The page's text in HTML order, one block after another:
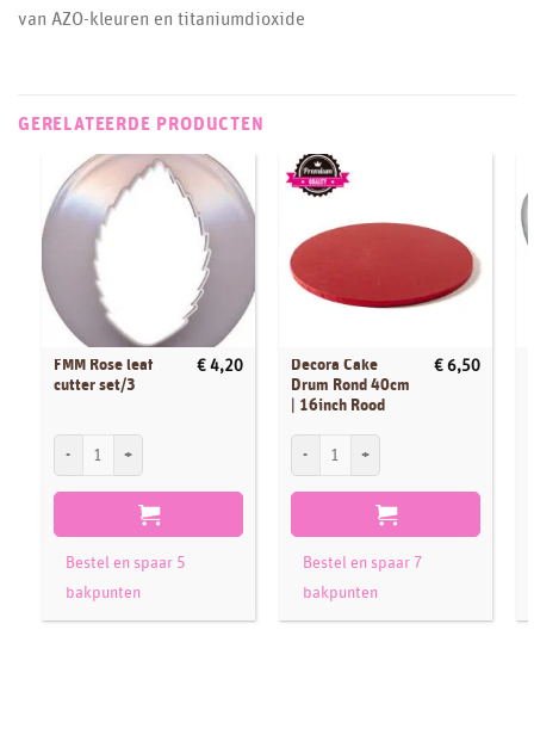
van AZO-kleuren en titaniumdioxide
GERELATEERDE PRODUCTEN
FMM Rose leaf
cutter set/3
€ 4,20
Bestel en spaar 5
bakpunten
Decora Cake
Drum Rond 40cm
| 16inch Rood
€ 6,50
Bestel en spaar 7
bakpunten